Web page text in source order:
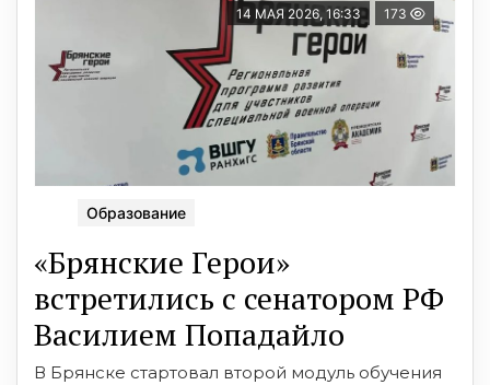
14 МАЯ 2026, 16:33 173
Образование
«Брянские Герои»
встретились с сенатором РФ
Василием Попадайло
В Брянске стартовал второй модуль обучения